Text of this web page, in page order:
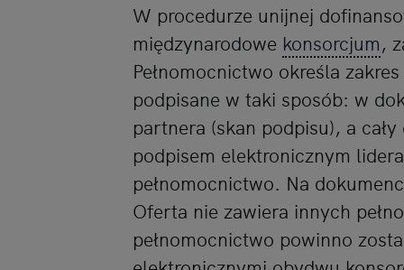
W procedurze unijnej
międzynarodowe konsorcjum,
Pełnomocnictwo określa
podpisane w taki sposób: w
partnera (skan podpisu), a
podpisem elektronicznym
pełnomocnictwo. Na
Oferta nie zawiera innych
pełnomocnictwo powinno